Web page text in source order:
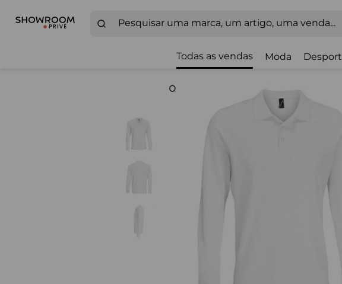
Todas as vendas Moda